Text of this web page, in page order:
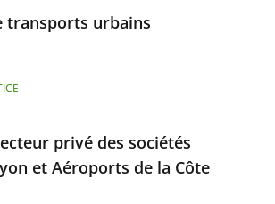
transports urbains
privé des sociétés
et Aéroports de la Côte